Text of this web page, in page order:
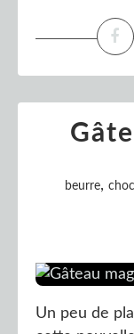
beurre,
Un peu de